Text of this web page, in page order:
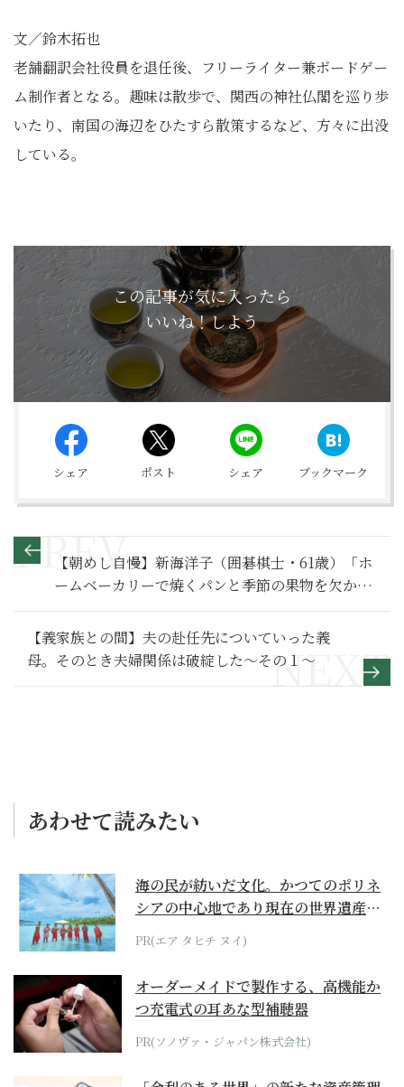
文／鈴木拓也
老舗翻訳会社役員を退任後、フリーライター兼ボードゲー
ム制作者となる。趣味は散歩で、関西の神社仏閣を巡り歩
いたり、南国の海辺をひたすら散策するなど、方々に出没
している。
この記事が気に入ったら
いいね！しよう
シェア ポスト シェア ブックマーク
【朝めし自慢】新海洋子（囲碁棋士・61歳）「ホ
ームベーカリーで焼くパンと季節の果物を欠かし
ません」
【義家族との間】夫の赴任先についていった義
母。そのとき夫婦関係は破綻した～その１～
あわせて読みたい
海の民が紡いだ文化。かつてのポリネ
シアの中心地であり現在の世界遺産か
らみえてくる...
PR(エア タヒチ ヌイ)
オーダーメイドで製作する、高機能か
つ充電式の耳あな型補聴器
PR(ソノヴァ・ジャパン株式会社)